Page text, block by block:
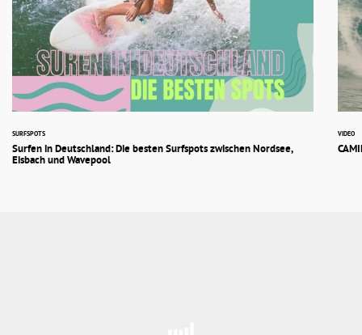
SURFSPOTS
Surfen in Deutschland: Die besten Surfspots zwischen Nordsee,
Eisbach und Wavepool
VIDEO